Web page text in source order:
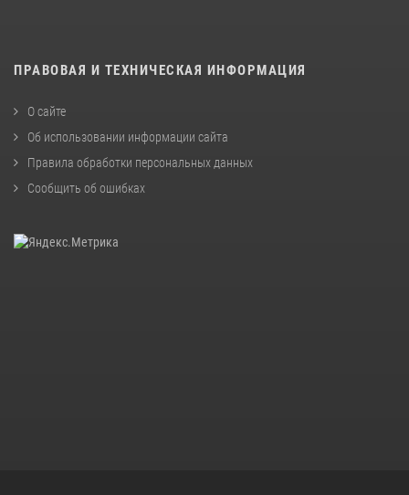
ПРАВОВАЯ И ТЕХНИЧЕСКАЯ ИНФОРМАЦИЯ
О сайте
Об использовании информации сайта
Правила обработки персональных данных
Сообщить об ошибках